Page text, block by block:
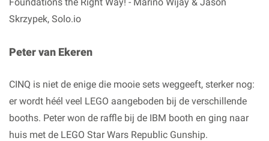
Skrzypek, Solo.io
Peter van Ekeren
CINQ is niet de enige die mooie sets weggeeft, sterker nog:
er wordt héél veel LEGO aangeboden bij de verschillende
booths. Peter won de raffle bij de IBM booth en ging naar
huis met de LEGO Star Wars Republic Gunship.